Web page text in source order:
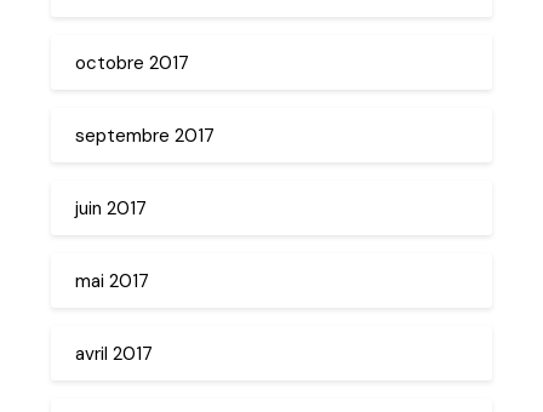
octobre 2017
septembre 2017
juin 2017
mai 2017
avril 2017